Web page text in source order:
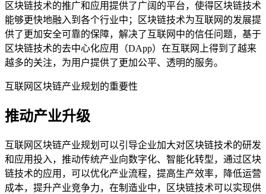
区块链技术的推广和应用提供了广阔的平台，使得区块链技术
能够更快地融入到各个行业中；区块链技术为互联网的发展提
供了更加安全可靠的保障，解决了互联网中的信任问题，基于
区块链技术的去中心化应用（DApp）在互联网上得到了越来
越多的关注，为用户提供了更加公平、透明的服务。
互联网区块链产业规划的重要性
推动产业升级
互联网区块链产业规划可以引导企业加大对区块链技术的研发
和应用投入，推动传统产业向数字化、智能化转型，通过区块
链技术的应用，可以优化产业流程，提高生产效率，降低运营
成本，提升产业竞争力，在制造业中，区块链技术可以实现供